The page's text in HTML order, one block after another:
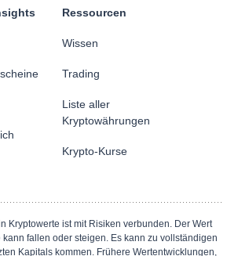
Ressourcen
Wissen
Trading
Liste aller
Kryptowährungen
Krypto-Kurse
Kryptowerte ist mit Risiken verbunden. Der Wert
kann fallen oder steigen. Es kann zu vollständigen
Kapitals kommen. Frühere Wertentwicklungen,